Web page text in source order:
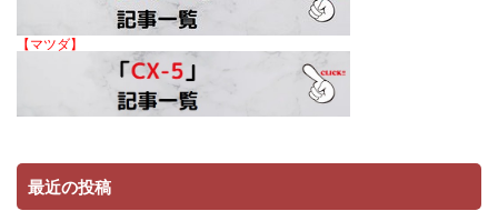
【マツダ】
最近の投稿